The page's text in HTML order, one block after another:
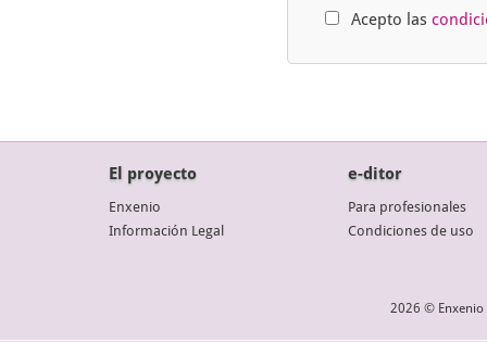
Acepto las
El proyecto
Enxenio
Información Legal
e-ditor
Para profesionales
Condiciones de uso
2026 © Enxenio